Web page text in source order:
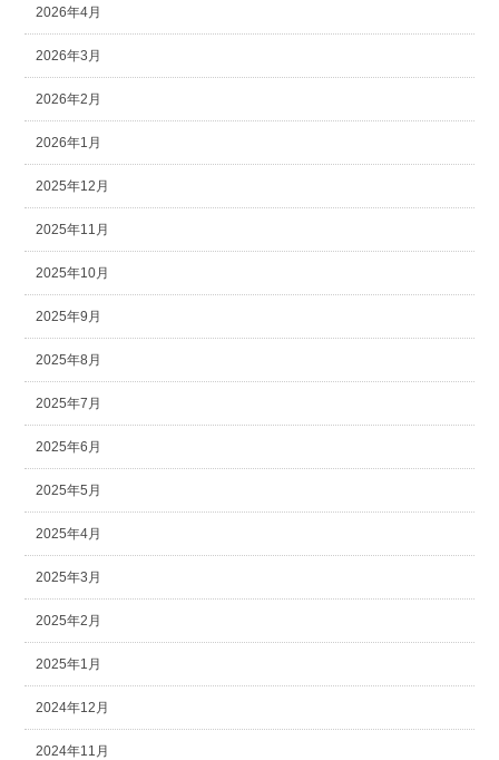
2026年4月
2026年3月
2026年2月
2026年1月
2025年12月
2025年11月
2025年10月
2025年9月
2025年8月
2025年7月
2025年6月
2025年5月
2025年4月
2025年3月
2025年2月
2025年1月
2024年12月
2024年11月